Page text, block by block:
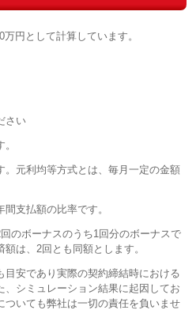
円として計算しています。
さい
。元利均等方式とは、毎月一定の金額
支払額の比率です。
のボーナスのうち1回分のボーナスで
は、2回とも同額とします。
目安であり実際の契約締結時における
、シミュレーション結果に起因してお
ついても弊社は一切の責任を負いませ